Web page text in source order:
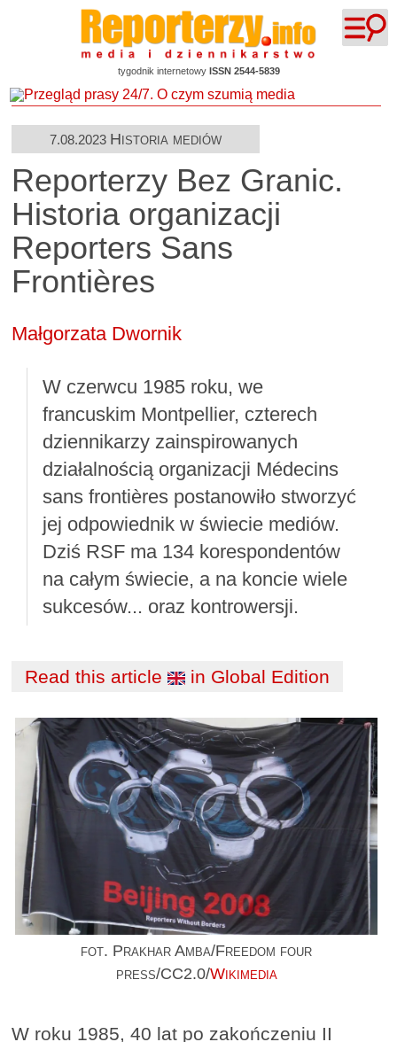
tygodnik internetowy ISSN 2544-5839
7.08.2023 Historia mediów
Reporterzy Bez Granic.
Historia organizacji
Reporters Sans
Frontières
Małgorzata Dwornik
W czerwcu 1985 roku, we
francuskim Montpellier, czterech
dziennikarzy zainspirowanych
działalnością organizacji Médecins
sans frontières postanowiło stworzyć
jej odpowiednik w świecie mediów.
Dziś RSF ma 134 korespondentów
na całym świecie, a na koncie wiele
sukcesów... oraz kontrowersji.
Read this article in Global Edition
fot. Prakhar Amba/Freedom four
press/CC2.0/Wikimedia
W roku 1985, 40 lat po zakończeniu II